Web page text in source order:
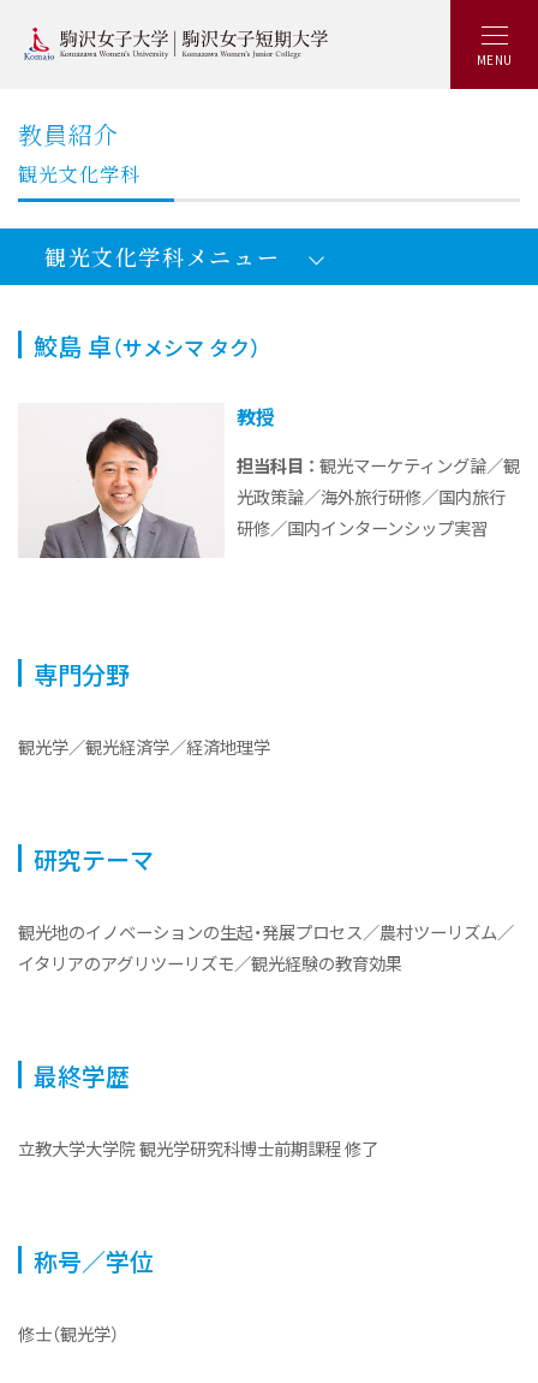
MENU
教員紹介
観光文化学科
鮫島 卓（サメシマ タク）
教授
担当科目 ： 観光マーケティング論／観
光政策論／海外旅行研修／国内旅行
研修／国内インターンシップ実習
専門分野
観光学／観光経済学／経済地理学
研究テーマ
観光地のイノベーションの生起・発展プロセス／農村ツーリズム／
イタリアのアグリツーリズモ／観光経験の教育効果
最終学歴
立教大学大学院 観光学研究科博士前期課程 修了
称号／学位
修士（観光学）
観光文化学科メニュー
オープンキャンパス2026
観光文化学部5つの特長
就職と資格
体系的な実務教育
教員紹介